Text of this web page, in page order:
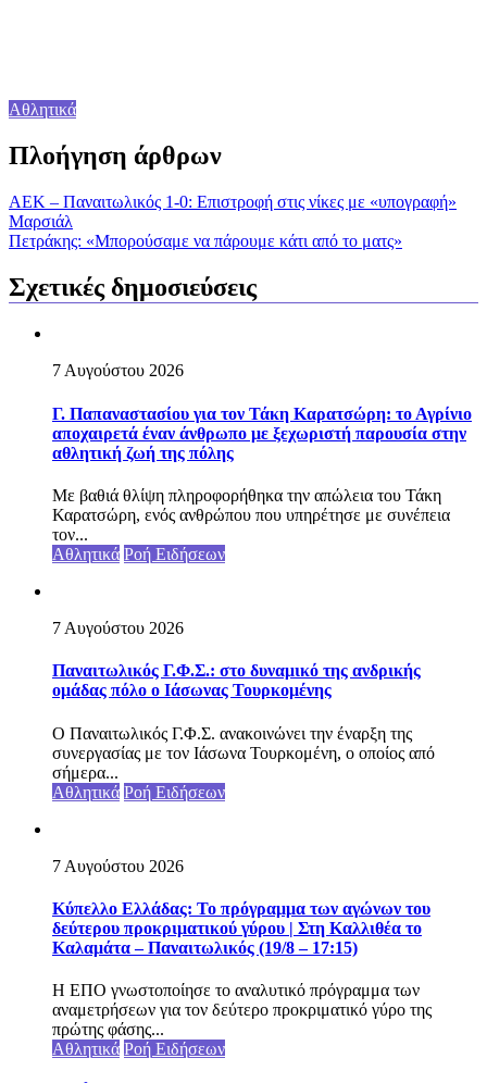
Αθλητικά
Πλοήγηση άρθρων
ΑΕΚ – Παναιτωλικός 1-0: Επιστροφή στις νίκες με «υπογραφή»
Μαρσιάλ
Πετράκης: «Μπορούσαμε να πάρουμε κάτι από το ματς»
Σχετικές δημοσιεύσεις
7 Αυγούστου 2026
Γ. Παπαναστασίου για τον Τάκη Καρατσώρη: το Αγρίνιο
αποχαιρετά έναν άνθρωπο με ξεχωριστή παρουσία στην
αθλητική ζωή της πόλης
Με βαθιά θλίψη πληροφορήθηκα την απώλεια του Τάκη
Καρατσώρη, ενός ανθρώπου που υπηρέτησε με συνέπεια
τον...
Αθλητικά Ροή Ειδήσεων
7 Αυγούστου 2026
Παναιτωλικός Γ.Φ.Σ.: στο δυναμικό της ανδρικής
ομάδας πόλο ο Ιάσωνας Τουρκομένης
Ο Παναιτωλικός Γ.Φ.Σ. ανακοινώνει την έναρξη της
συνεργασίας με τον Ιάσωνα Τουρκομένη, ο οποίος από
σήμερα...
Αθλητικά Ροή Ειδήσεων
7 Αυγούστου 2026
Κύπελλο Ελλάδας: Το πρόγραμμα των αγώνων του
δεύτερου προκριματικού γύρου | Στη Καλλιθέα το
Καλαμάτα – Παναιτωλικός (19/8 – 17:15)
Η ΕΠΟ γνωστοποίησε το αναλυτικό πρόγραμμα των
αναμετρήσεων για τον δεύτερο προκριματικό γύρο της
πρώτης φάσης...
Αθλητικά Ροή Ειδήσεων